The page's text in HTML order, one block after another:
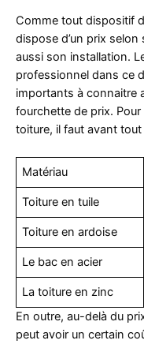
Comme tout dispositif
dispose d’un prix
aussi son installation.
professionnel dans ce
importants à connaitre
fourchette de prix.
toiture, il faut avant
Matériau
Toiture en tuile
Toiture en ardoise
Le bac en acier
La toiture en zinc
En outre, au-delà du
peut avoir un certain